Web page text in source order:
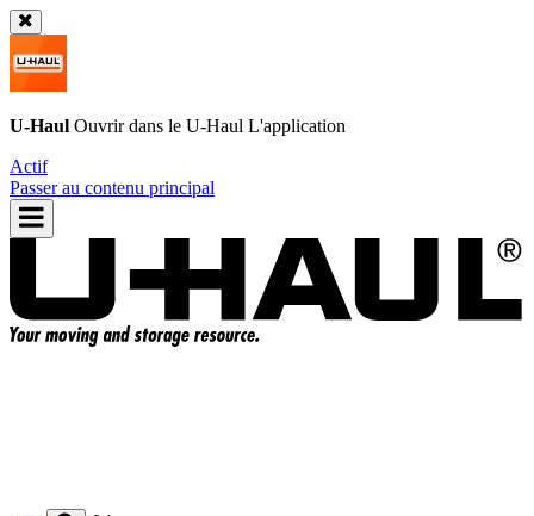
U-Haul Ouvrir dans le U-Haul L'application
Actif
Passer au contenu principal